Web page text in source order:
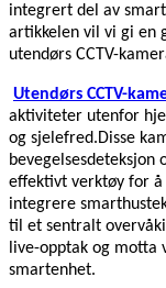
integrert del av
artikkelen vil vi gi en
utendørs CCTV-
Utendørs CCTV-
aktiviteter utenfor
og sjelefred.Disse
effektivt verktøy for å
integrere
til et sentralt
live-opptak og
smartenhet.